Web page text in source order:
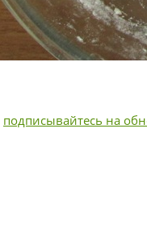
подписывайтесь на